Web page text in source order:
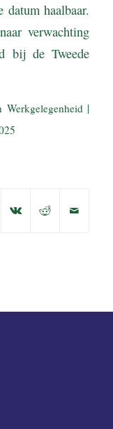
datum haalbaar.
verwachting
bij de Tweede
|